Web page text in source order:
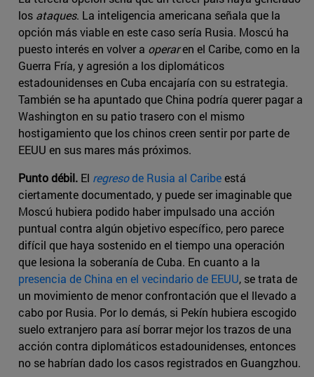
los ataques. La inteligencia americana señala que la
opción más viable en este caso sería Rusia. Moscú ha
puesto interés en volver a operaren el Caribe, como en la
Guerra Fría, y agresión a los diplomáticos
estadounidenses en Cuba encajaría con su estrategia.
También se ha apuntado que China podría querer pagar a
Washington en su patio trasero con el mismo
hostigamiento que los chinos creen sentir por parte de
EEUU en sus mares más próximos.
Punto débil. El regresode Rusia al Caribeestá
ciertamente documentado, y puede ser imaginable que
Moscú hubiera podido haber impulsado una acción
puntual contra algún objetivo específico, pero parece
difícil que haya sostenido en el tiempo una operación
que lesiona la soberanía de Cuba. En cuanto a la
presencia de China en el vecindario de EEUU, se trata de
un movimiento de menor confrontación que el llevado a
cabo por Rusia. Por lo demás, si Pekín hubiera escogido
suelo extranjero para así borrar mejor los trazos de una
acción contra diplomáticos estadounidenses, entonces
no se habrían dado los casos registrados en Guangzhou.